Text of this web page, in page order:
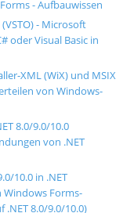
- Aufbauwissen
- Microsoft
oder Visual Basic in
XML (WiX) und MSIX
von Windows-
8.0/9.0/10.0
von .NET
10.0 in .NET
Forms-
8.0/9.0/10.0)